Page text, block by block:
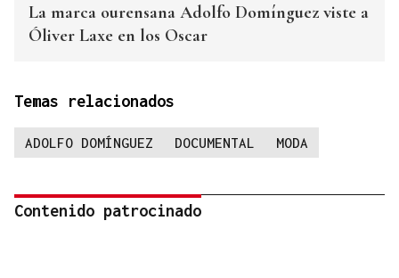
La marca ourensana Adolfo Domínguez viste a
Óliver Laxe en los Oscar
Temas relacionados
ADOLFO DOMÍNGUEZ DOCUMENTAL MODA
Contenido patrocinado